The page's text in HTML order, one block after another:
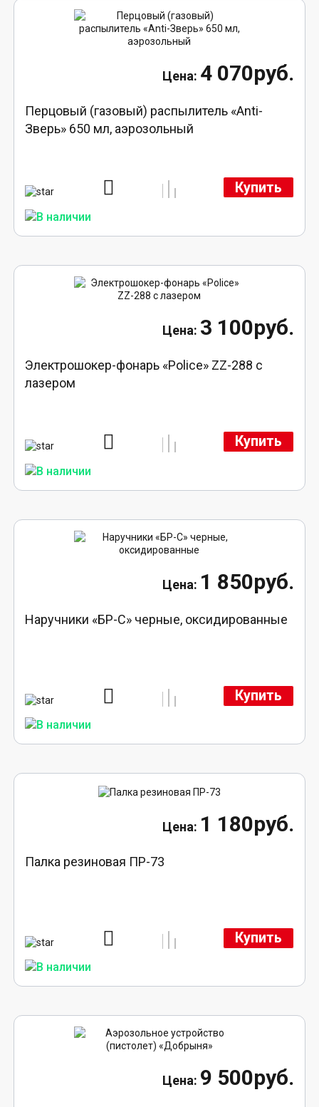
4 070руб.
Перцовый (газовый) распылитель «Anti-
Зверь» 650 мл, аэрозольный
Купить
3 100руб.
Электрошокер-фонарь «Police» ZZ-288 с
лазером
Купить
1 850руб.
Наручники «БР-С» черные, оксидированные
Купить
1 180руб.
Палка резиновая ПР-73
Купить
9 500руб.